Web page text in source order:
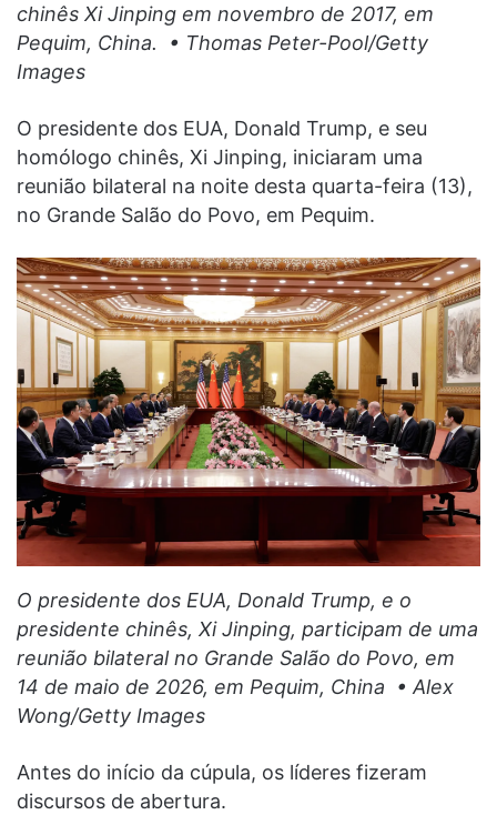
chinês Xi Jinping em novembro de 2017, em
Pequim, China. • Thomas Peter-Pool/Getty
Images
O presidente dos EUA, Donald Trump, e seu
homólogo chinês, Xi Jinping, iniciaram uma
reunião bilateral na noite desta quarta-feira (13),
no Grande Salão do Povo, em Pequim.
O presidente dos EUA, Donald Trump, e o
presidente chinês, Xi Jinping, participam de uma
reunião bilateral no Grande Salão do Povo, em
14 de maio de 2026, em Pequim, China • Alex
Wong/Getty Images
Antes do início da cúpula, os líderes fizeram
discursos de abertura.